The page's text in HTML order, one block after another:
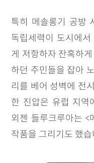
특히 메솔롱기 공방
독립세력이 도시에
게 저항하자 잔혹하
하던 주민들을 잡아
리를 베어 성벽에 전
한 진압은 유럽 지역
외젠 들루크루아는 <
작품을 그리기도 했습